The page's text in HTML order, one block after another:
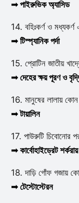
➟ পাইরুভিক অ্যাসিড
14. বহিঃকর্ণ ও মধ্যকর্ণ
➟ টিস্প্যানিক পর্দা
15. প্রোটিন জাতীয়
➟ দেহের ক্ষয় পূরণ ও
16. মানুষের লালায়
➟ টায়ালিন
17. পাউরুটি চিবোনোর
➟ কার্বোহাইড্রেট
18. দাড়ি গোঁফ গজায়
➟ টেস্টোস্টেরন